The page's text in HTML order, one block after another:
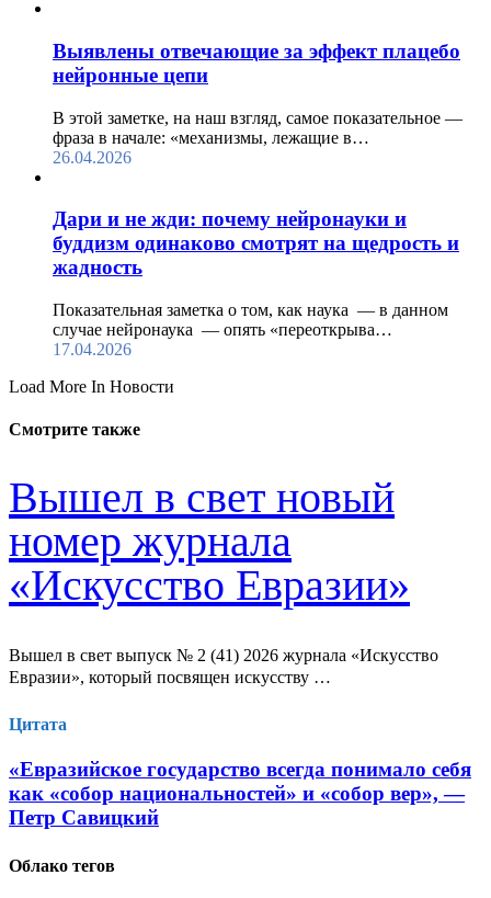
Выявлены отвечающие за эффект плацебо
нейронные цепи
В этой заметке, на наш взгляд, самое показательное —
фраза в начале: «механизмы, лежащие в…
26.04.2026
Дари и не жди: почему нейронауки и
буддизм одинаково смотрят на щедрость и
жадность
Показательная заметка о том, как наука — в данном
случае нейронаука — опять «переоткрыва…
17.04.2026
Load More In Новости
Смотрите также
Вышел в свет новый
номер журнала
«Искусство Евразии»
Вышел в свет выпуск № 2 (41) 2026 журнала «Искусство
Евразии», который посвящен искусству …
Цитата
«Евразийское государство всегда понимало себя
как «собор национальностей» и «собор вер», —
Петр Савицкий
Облако тегов